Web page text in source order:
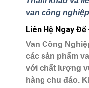
van công
Liên Hệ Ngay
Van Công
các sản phẩm
với chất lượng
hàng chu đáo.